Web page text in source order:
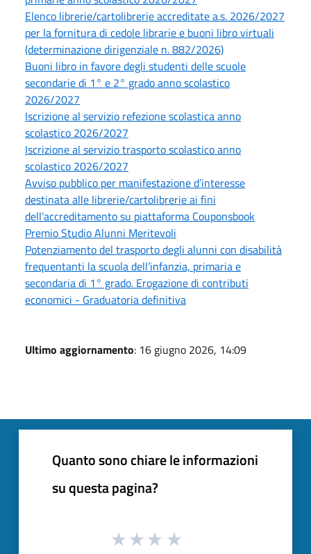
Elenco librerie/cartolibrerie accreditate a.s. 2026/2027
per la fornitura di cedole librarie e buoni libro virtuali
(determinazione dirigenziale n. 882/2026)
Buoni libro in favore degli studenti delle scuole
secondarie di 1° e 2° grado anno scolastico
2026/2027
Iscrizione al servizio refezione scolastica anno
scolastico 2026/2027
Iscrizione al servizio trasporto scolastico anno
scolastico 2026/2027
Avviso pubblico per manifestazione d’interesse
destinata alle librerie/cartolibrerie ai fini
dell’accreditamento su piattaforma Couponsbook
Premio Studio Alunni Meritevoli
Potenziamento del trasporto degli alunni con disabilità
frequentanti la scuola dell’infanzia, primaria e
secondaria di 1° grado. Erogazione di contributi
economici - Graduatoria definitiva
Ultimo aggiornamento: 16 giugno 2026, 14:09
Quanto sono chiare le informazioni
su questa pagina?